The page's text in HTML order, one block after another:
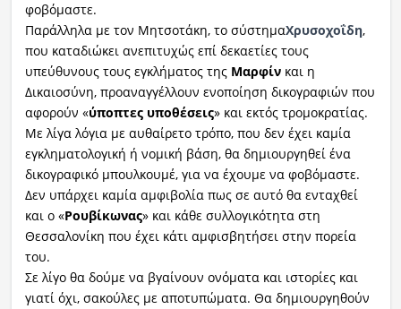
φοβόμαστε.
Παράλληλα με τον Μητσοτάκη, το σύστημαΧρυσοχοΐδη,
που καταδιώκει ανεπιτυχώς επί δεκαετίες τους
υπεύθυνους τους εγκλήματος της Μαρφίνκαι η
Δικαιοσύνη, προαναγγέλλουν ενοποίηση δικογραφιών που
αφορούν «ύποπτες υποθέσεις» και εκτός τρομοκρατίας.
Με λίγα λόγια με αυθαίρετο τρόπο, που δεν έχει καμία
εγκληματολογική ή νομική βάση, θα δημιουργηθεί ένα
δικογραφικό μπουλκουμέ, για να έχουμε να φοβόμαστε.
Δεν υπάρχει καμία αμφιβολία πως σε αυτό θα ενταχθεί
και ο «Ρουβίκωνας» και κάθε συλλογικότητα στη
Θεσσαλονίκη που έχει κάτι αμφισβητήσει στην πορεία
του.
Σε λίγο θα δούμε να βγαίνουν ονόματα και ιστορίες και
γιατί όχι, σακούλες με αποτυπώματα. Θα δημιουργηθούν